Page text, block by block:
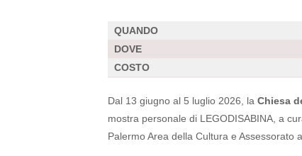
QUANDO
DOVE
COSTO
Dal 13 giugno al 5 luglio 2026, la Chiesa
mostra personale di LEGODISABINA, a
Palermo Area della Cultura e Assessorato